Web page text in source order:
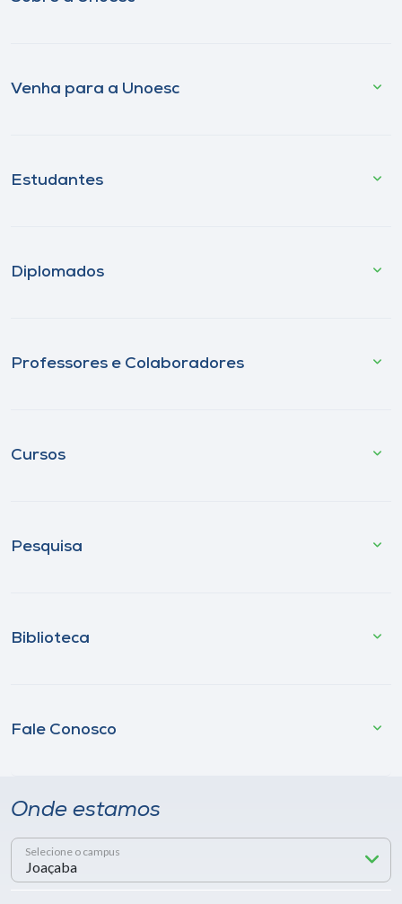
Venha para a Unoesc
Estudantes
Diplomados
Professores e Colaboradores
Cursos
Pesquisa
Biblioteca
Fale Conosco
Onde estamos
Selecione o campus